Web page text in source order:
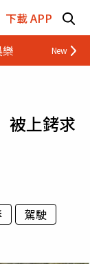
下載 APP
財經
被上銬求
駕駛